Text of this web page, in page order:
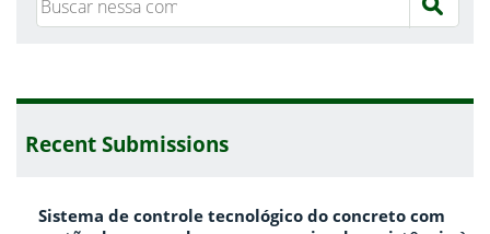
Recent Submissions
Sistema de controle tecnológico do concreto com